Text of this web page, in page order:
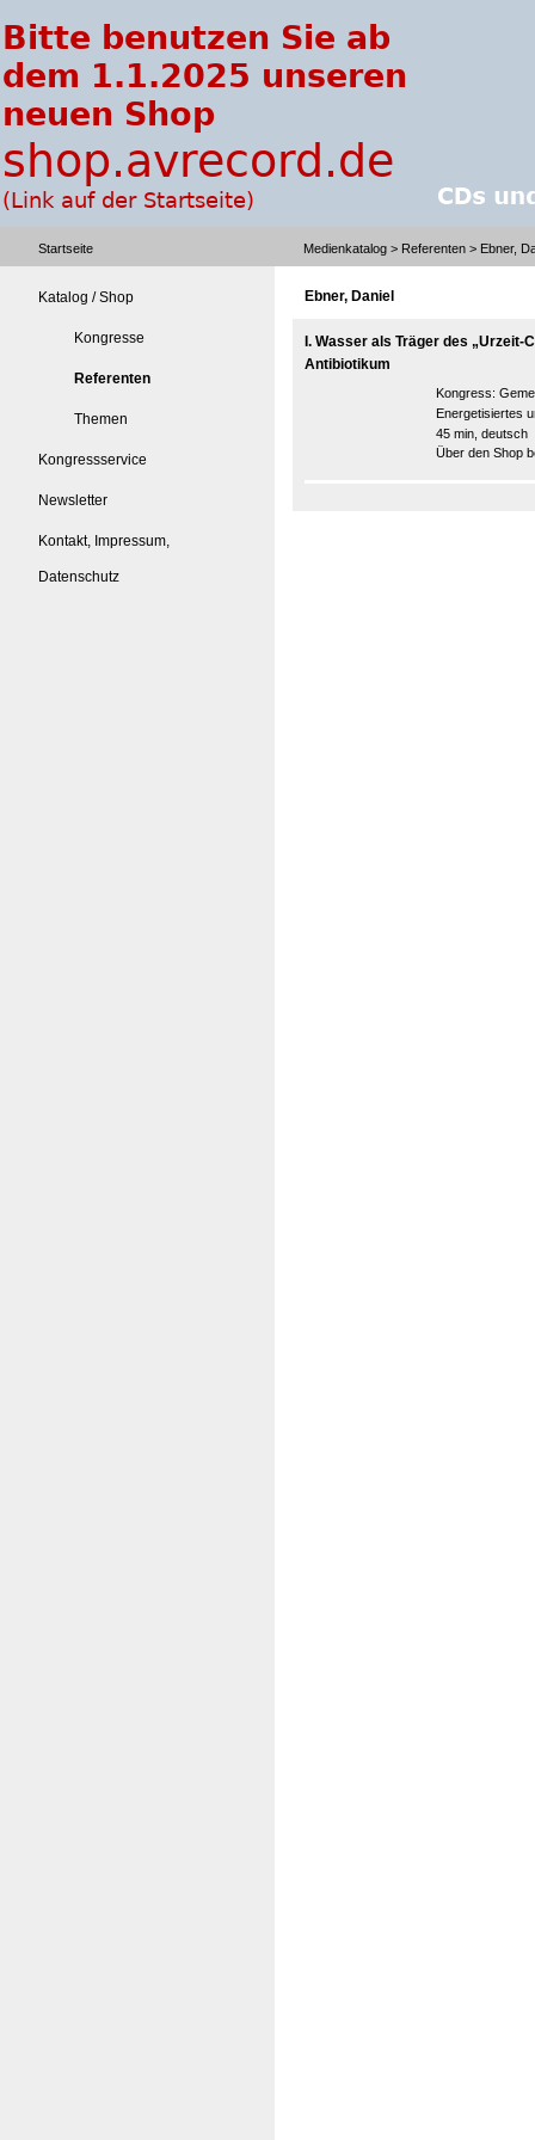
Startseite Medienkatalog > Referenten > Ebner,
Katalog / Shop
Kongresse
Referenten
Themen
Kongressservice
Newsletter
Kontakt, Impressum,
Datenschutz
Ebner, Daniel
I. Wasser als Träger des
Antibiotikum
Kongress:
Energetisiertes
45 min, deutsch
Über den Shop